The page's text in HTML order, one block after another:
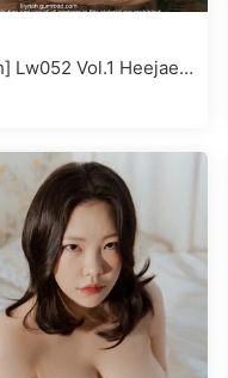
Lw052 Vol.1 Heejae –